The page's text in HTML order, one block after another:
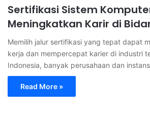
Sertifikasi Sistem
Meningkatkan Karir di
Memilih jalur sertifikasi yang tepat dapat
kerja dan mempercepat karier di industri
Indonesia, banyak perusahaan dan
Read More »